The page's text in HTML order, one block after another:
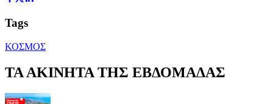
Tags
ΚΟΣΜΟΣ
ΤΑ ΑΚΙΝΗΤΑ ΤΗΣ ΕΒΔΟΜΑΔΑΣ